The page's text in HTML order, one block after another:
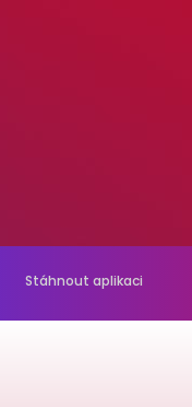
Stáhnout aplikaci